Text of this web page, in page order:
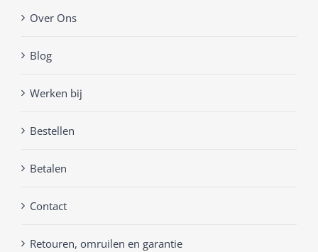
Over Ons
Blog
Werken bij
Bestellen
Betalen
Contact
Retouren, omruilen en garantie